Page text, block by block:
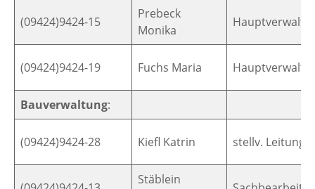
(09424)9424-15
Prebeck
Monika
(09424)9424-19 Fuchs Maria
Bauverwaltung:
(09424)9424-28 Kiefl Katrin stellv. Leitung
Stäblein